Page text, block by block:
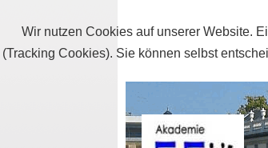
Wir nutzen Cookies auf unserer Website.
(Tracking Cookies). Sie können selbst